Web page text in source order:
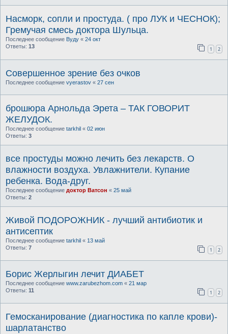
Насморк, сопли и простуда. ( про ЛУК и ЧЕСНОК);
Гремучая смесь доктора Шульца.
Последнее сообщение Вуду « 24 окт
Ответы: 13 1 2
Совершенное зрение без очков
Последнее сообщение vyerastov « 27 сен
брошюра Арнольда Эрета – ТАК ГОВОРИТ
ЖЕЛУДОК.
Последнее сообщение tarkhil « 02 июн
Ответы: 3
все простуды можно лечить без лекарств. О
влажности воздуха. Увлажнители. Купание
ребенка. Вода-друг.
Последнее сообщение доктор Ватсон « 25 май
Ответы: 2
Живой ПОДОРОЖНИК - лучший антибиотик и
антисептик
Последнее сообщение tarkhil « 13 май
Ответы: 7 1 2
Борис Жерлыгин лечит ДИАБЕТ
Последнее сообщение www.zarubezhom.com « 21 мар
Ответы: 11 1 2
Гемосканирование (диагностика по капле крови)-
шарлатанство